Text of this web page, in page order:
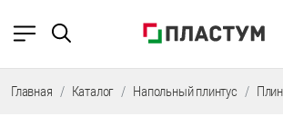
Главная Каталог Напольный плинтус